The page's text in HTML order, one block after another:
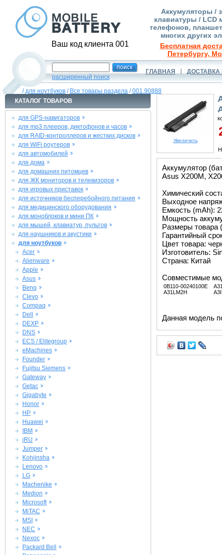
Ваш код клиента 001
Аккумуляторы /
клавиатуры / LCD
телефонов,
многих других
Бесплатная
Петербургу,
расширенный поиск
ГЛАВНАЯ ДОСТАВКА
/для ноутбуков / Все товары раздела /001.90888
КАТАЛОГ ТОВАРОВ
для GPS-навигаторов
для mp3 плееров, диктофонов и часов
для RAID-контроллеров и жестких дисков
для WiFi роутеров
для автомобилей
для дома
для домашних питомцев
для ЖК мониторов и телевизоров
для игровых приставок
для источников бесперебойного питания
для медицинского оборудования
для моноблоков и мини ПК
для мышей, клавиатур, пультов
для наушников и акустики
для ноутбуков
Acer
Alienware
Apple
Asus
Benq
Clevo
Compaq
Dell
DEXP
DNS
ECS / Elitegroup
eMachines
Founder
Fujitsu Siemens
Gateway
Getac
Gigabyte
Honor
HP
Huawei
IBM
iRU
Jumper
Kohjinsha
Lenovo
LG
Machenike
Medion
Microsoft
MiTAC
MSI
NEC
Nexoc
Packard Bell
Увеличить
Аккумулятор
Asus X200M,
Химический
Выходное
Емкость (mAh):
Мощность
Размеры товара
Гарантийный
Цвет товара:
Изготовитель:
Страна: Китай
Совместимые
0B110-00240100E
A31LM2H
Данная модель